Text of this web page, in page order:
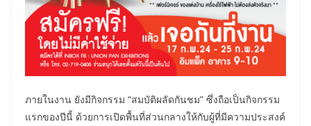
ภายในงาน ยังมีกิจกรรม “สมบัติผลัดกันชม” ซึ่งถือเป็นกิจกรรม
แรกของปีนี้ ด้วยการเปิดพื้นที่ส่วนกลางให้กับผู้ที่มีความประสงค์